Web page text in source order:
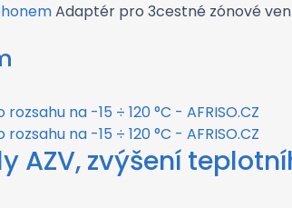
Adaptér pro 3cestné zónové
zvýšení